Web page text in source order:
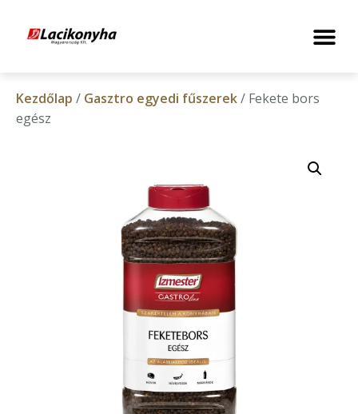
Kezdőlap / Gasztro egyedi fűszerek/ Fekete bors
egész